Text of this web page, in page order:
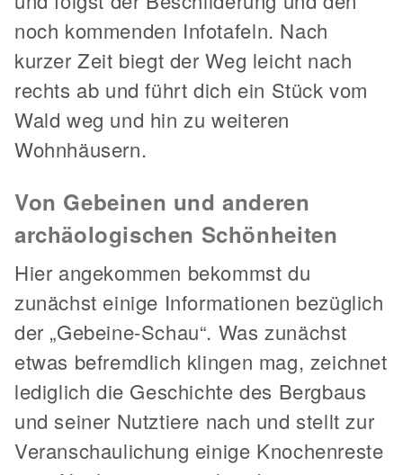
noch kommenden Infotafeln. Nach
kurzer Zeit biegt der Weg leicht nach
rechts ab und führt dich ein Stück vom
Wald weg und hin zu weiteren
Wohnhäusern.
Von Gebeinen und anderen
archäologischen Schönheiten
Hier angekommen bekommst du
zunächst einige Informationen bezüglich
der „Gebeine-Schau“. Was zunächst
etwas befremdlich klingen mag, zeichnet
lediglich die Geschichte des Bergbaus
und seiner Nutztiere nach und stellt zur
Veranschaulichung einige Knochenreste